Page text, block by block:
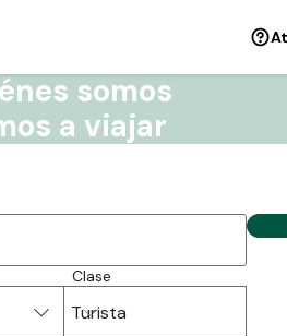
somos
a viajar
Clase
Turista